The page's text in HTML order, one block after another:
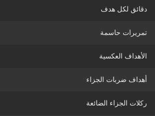
دقائق لكل هدف
تمريرات حاسمة
الأهداف العكسية
أهداف ضربات الجزاء
ركلات الجزاء الضائعة